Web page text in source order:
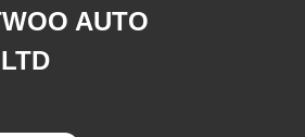
AUTO